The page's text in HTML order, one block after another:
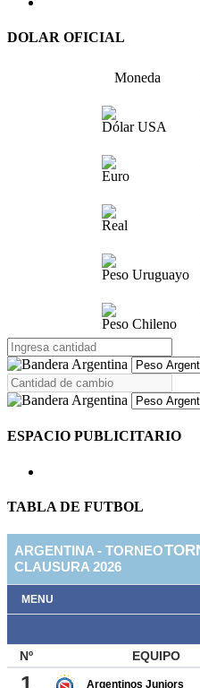
DOLAR OFICIAL
Moneda
Dólar USA
Euro
Real
Peso Uruguayo
Peso Chileno
ESPACIO PUBLICITARIO
TABLA DE FUTBOL